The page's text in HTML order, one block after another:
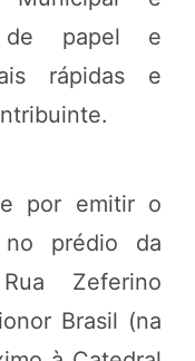
de papel e
rápidas e
por emitir o
no prédio da
Zeferino
Brasil (na